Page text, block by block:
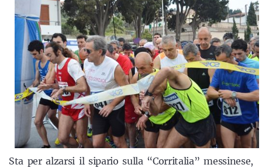
Iscriviti
Sta per alzarsi il sipario sulla “Corritalia” messinese,